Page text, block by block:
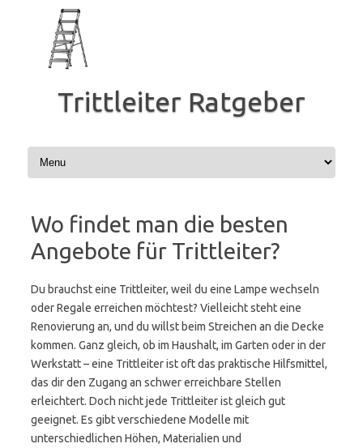
springen
Trittleiter Ratgeber
Wo findet man die besten
Angebote für Trittleiter?
Du brauchst eine Trittleiter, weil du eine Lampe wechseln
oder Regale erreichen möchtest? Vielleicht steht eine
Renovierung an, und du willst beim Streichen an die Decke
kommen. Ganz gleich, ob im Haushalt, im Garten oder in der
Werkstatt – eine Trittleiter ist oft das praktische Hilfsmittel,
das dir den Zugang an schwer erreichbare Stellen
erleichtert. Doch nicht jede Trittleiter ist gleich gut
geeignet. Es gibt verschiedene Modelle mit
unterschiedlichen Höhen, Materialien und